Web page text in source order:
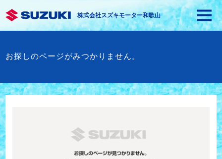
株式会社スズキモーター和歌山
お探しのページがみつかりません。